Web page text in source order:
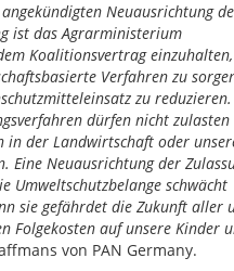
Neuausrichtung
ist das Agrarministerium
Koalitionsvertrag einzuhalten,
Verfahren zu
zu reduzieren.
dürfen nicht zulasten
in der Landwirtschaft oder
Eine Neuausrichtung der
Umweltschutzbelange schwächt
sie gefährdet die Zukunft aller
Folgekosten auf unsere Kinder
von PAN Germany.